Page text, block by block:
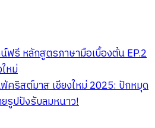
ฟรี หลักสูตรภาษามือเบื้องต้น EP.2
หม่
คริสต์มาส เชียงใหม่ 2025: ปักหมุด
รูปปังรับลมหนาว!